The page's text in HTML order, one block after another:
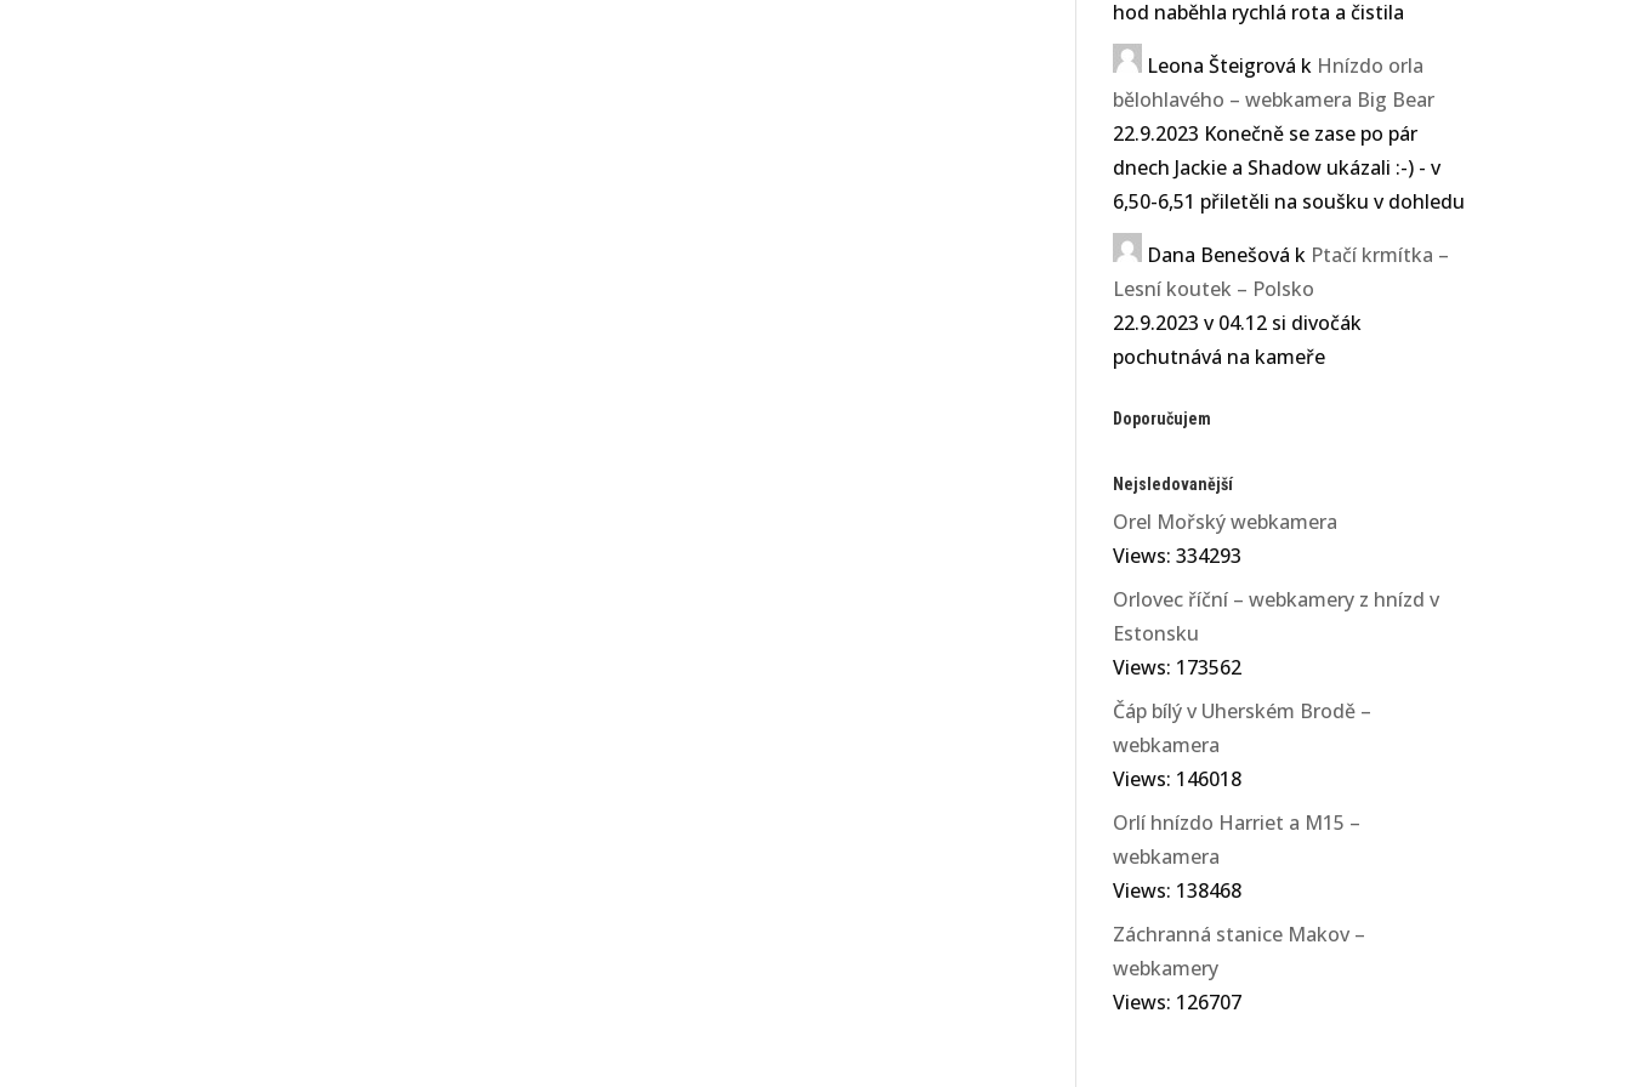
hod naběhla rychlá rota a čistila
Leona Šteigrová k Hnízdo orla
bělohlavého – webkamera Big Bear
22.9.2023 Konečně se zase po pár
dnech Jackie a Shadow ukázali :-) - v
6,50-6,51 přiletěli na soušku v dohledu
Dana Benešová k Ptačí krmítka –
Lesní koutek – Polsko
22.9.2023 v 04.12 si divočák
pochutnává na kameře
Doporučujem
Nejsledovanější
Orel Mořský webkamera
Views: 334293
Orlovec říční – webkamery z hnízd v
Estonsku
Views: 173562
Čáp bílý v Uherském Brodě –
webkamera
Views: 146018
Orlí hnízdo Harriet a M15 –
webkamera
Views: 138468
Záchranná stanice Makov –
webkamery
Views: 126707